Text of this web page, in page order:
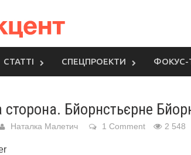
СТАТТІ СПЕЦПРОЕКТИ ФОКУС-
сторона. Бйорнстьєрне
Наталка Малетич 1 Comment 2 548